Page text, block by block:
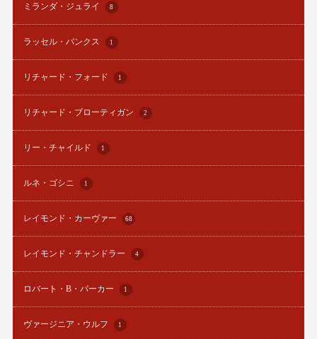
ミランダ・ジュライ 8
ラッセル・バンクス 1
リチャード・フォード 1
リチャード・ブローティガン 2
リー・チャイルド 1
ルネ・ゴシニ 1
レイモンド・カーヴァー 68
レイモンド・チャンドラー 4
ロバート・B・パーカー 1
ヴァージニア・ウルフ 1